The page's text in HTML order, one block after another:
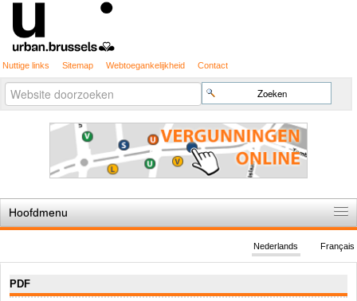
Nuttige links Sitemap Webtoegankelijkheid Contact
Zoek
Geavanceerd
zoeken...
Hoofdmenu
De spelregels
Stedenbouwkundige vergunning
Français
Nederlands
PDF